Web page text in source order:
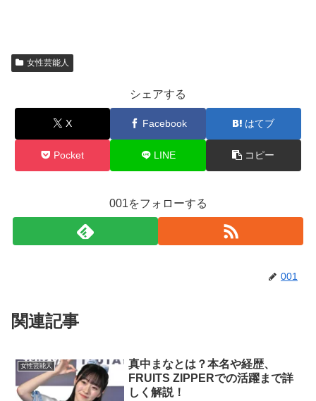
女性芸能人
シェアする
X Facebook はてブ
Pocket LINE コピー
001をフォローする
001
関連記事
女性芸能人
真中まなとは？本名や経歴、
FRUITS ZIPPERでの活躍まで詳
しく解説！